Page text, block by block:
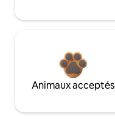
Animaux acceptés